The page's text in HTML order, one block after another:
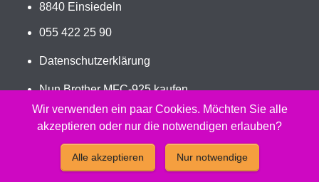
8840 Einsiedeln
055 422 25 90
Datenschutzerklärung
Nun Brother MFC-925 kaufen
Jetzt PC-302RF bestellen
2026 - Peach Druckerpatronen Versand Jetzt günstig und
kompatibel kaufen.
Wir verwenden ein paar Cookies. Möchten Sie alle
akzeptieren oder nur die notwendigen erlauben?
Alle akzeptieren Nur notwendige